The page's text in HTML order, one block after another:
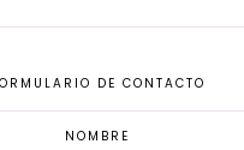
DE CONTACTO